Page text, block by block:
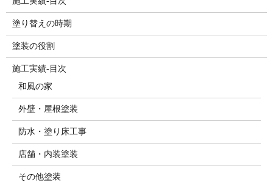
塗り替えの時期
塗装の役割
施工実績-目次
和風の家
外壁・屋根塗装
防水・塗り床工事
店舗・内装塗装
その他塗装